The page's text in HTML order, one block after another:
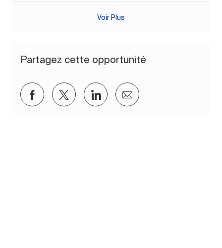
Voir Plus
Partagez cette opportunité
Partager via Facebook
Partager via twitter
Partager via LinkedIn
Partager par e-mail